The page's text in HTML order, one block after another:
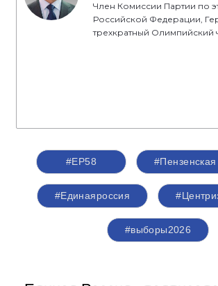
Член Комиссии Партии по
Российской Федерации,
трехкратный Олимпийский
#ЕР58 #Пензенская
#Единаяроссия
#выборы2026